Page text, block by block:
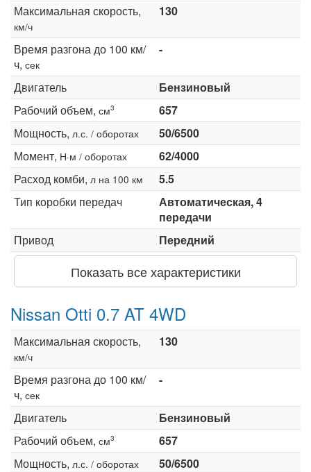
Максимальная скорость,
км/ч
130
Время разгона до 100 км/
ч, сек
-
Двигатель
Бензиновый
Рабочий объем, см3
657
Мощность, л.с. / оборотах
50/6500
Момент, Н·м / оборотах
62/4000
Расход комби, л на 100 км
5.5
Тип коробки передач
Автоматическая, 4
передачи
Привод
Передний
Показать все характеристики
Nissan Otti 0.7 AT 4WD
Максимальная скорость,
км/ч
130
Время разгона до 100 км/
ч, сек
-
Двигатель
Бензиновый
Рабочий объем, см3
657
Мощность, л.с. / оборотах
50/6500